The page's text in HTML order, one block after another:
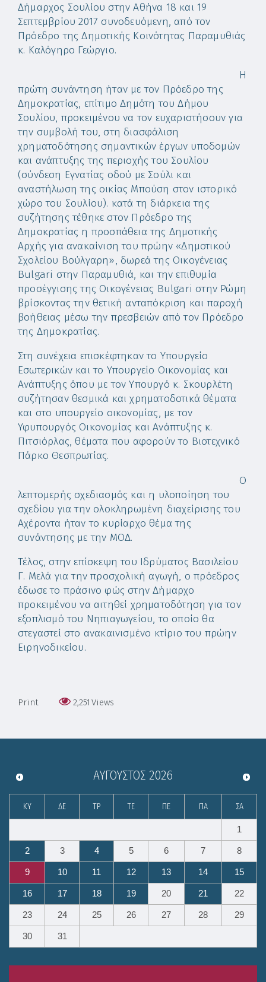
Δήμαρχος Σουλίου στην Αθήνα 18 και 19
Σεπτεμβρίου 2017 συνοδευόμενη, από τον
Πρόεδρο της Δημοτικής Κοινότητας Παραμυθιάς
κ. Καλόγηρο Γεώργιο.
Η
πρώτη συνάντηση ήταν με τον Πρόεδρο της
Δημοκρατίας, επίτιμο Δημότη του Δήμου
Σουλίου, προκειμένου να τον ευχαριστήσουν για
την συμβολή του, στη διασφάλιση
χρηματοδότησης σημαντικών έργων υποδομών
και ανάπτυξης της περιοχής του Σουλίου
(σύνδεση Εγνατίας οδού με Σούλι και
αναστήλωση της οικίας Μπούση στον ιστορικό
χώρο του Σουλίου). κατά τη διάρκεια της
συζήτησης τέθηκε στον Πρόεδρο της
Δημοκρατίας η προσπάθεια της Δημοτικής
Αρχής για ανακαίνιση του πρώην «Δημοτικού
Σχολείου Βούλγαρη», δωρεά της Οικογένειας
Bulgari στην Παραμυθιά, και την επιθυμία
προσέγγισης της Οικογένειας Bulgari στην Ρώμη
βρίσκοντας την θετική ανταπόκριση και παροχή
βοήθειας μέσω την πρεσβειών από τον Πρόεδρο
της Δημοκρατίας.
Στη συνέχεια επισκέφτηκαν το Υπουργείο
Εσωτερικών και το Υπουργείο Οικονομίας και
Ανάπτυξης όπου με τον Υπουργό κ. Σκουρλέτη
συζήτησαν θεσμικά και χρηματοδοτικά θέματα
και στο υπουργείο οικονομίας, με τον
Υφυπουργός Οικονομίας και Ανάπτυξης κ.
Πιτσιόρλας, θέματα που αφορούν το Βιοτεχνικό
Πάρκο Θεσπρωτίας.
Ο
λεπτομερής σχεδιασμός και η υλοποίηση του
σχεδίου για την ολοκληρωμένη διαχείρισης του
Αχέροντα ήταν το κυρίαρχο θέμα της
συνάντησης με την ΜΟΔ.
Τέλος, στην επίσκεψη του Ιδρύματος Βασιλείου
Γ. Μελά για την προσχολική αγωγή, ο πρόεδρος
έδωσε το πράσινο φώς στην Δήμαρχο
προκειμένου να αιτηθεί χρηματοδότηση για τον
εξοπλισμό του Νηπιαγωγείου, το οποίο θα
στεγαστεί στο ανακαινισμένο κτίριο του πρώην
Ειρηνοδικείου.
Print 2,251 Views
ΑΎΓΟΥΣΤΟΣ 2026
ΚΥ ΔΕ ΤΡ ΤΕ ΠΕ ΠΑ ΣΑ
1
2 3 4 5 6 7 8
9 10 11 12 13 14 15
16 17 18 19 20 21 22
23 24 25 26 27 28 29
30 31